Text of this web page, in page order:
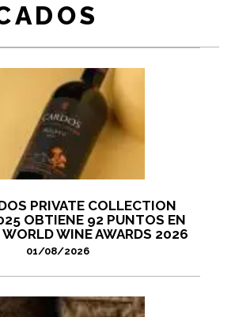
PRIVATE COLLECTION
OBTIENE 92 PUNTOS EN
WORLD WINE AWARDS 2026
01/08/2026